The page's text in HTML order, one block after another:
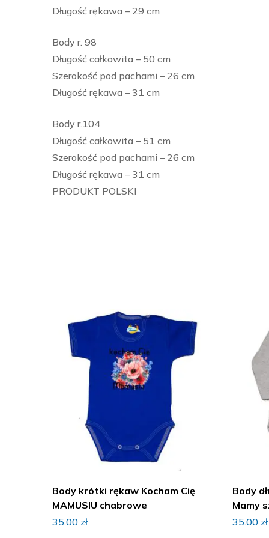
Długość rękawa – 29 cm
Body r. 98
Długość całkowita – 50 cm
Szerokość pod pachami – 26 cm
Długość rękawa – 31 cm
Body r.104
Długość całkowita – 51 cm
Szerokość pod pachami – 26 cm
Długość rękawa – 31 cm
PRODUKT POLSKI
Body krótki rękaw Kocham Cię
MAMUSIU chabrowe
35.00 zł
Body
Mamy
35.00 zł